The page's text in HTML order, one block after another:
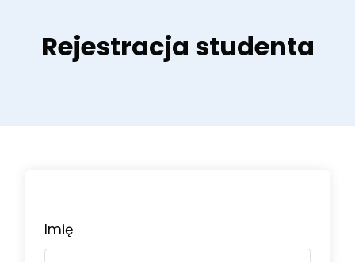
Rejestracja studenta
Imię